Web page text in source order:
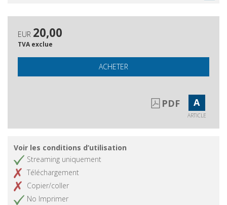
EUR 20,00
TVA exclue
ACHETER
PDF A
ARTICLE
Voir les conditions d’utilisation
Streaming uniquement
Téléchargement
Copier/coller
No Imprimer